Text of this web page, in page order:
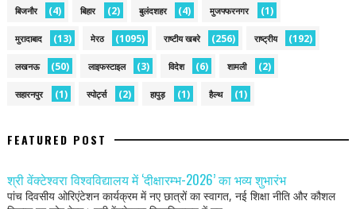
बिजनौर (4) बिहार (2) बुलंदशहर (4) मुजफ्फरनगर (1)
मुरादाबाद (13) मेरठ (1095) राष्टीय खबरे (256) राष्ट्रीय (192)
लखनऊ (50) लाइफस्टाइल (3) विदेश (6) शामली (2)
सहारनपुर (1) स्पोर्ट्स (2) हापुड़ (1) हैल्थ (1)
FEATURED POST
श्री वेंक्टेश्वरा विश्वविद्यालय में ‘दीक्षारम्भ-2026’ का भव्य शुभारंभ
पांच दिवसीय ओरिएंटेशन कार्यक्रम में नए छात्रों का स्वागत, नई शिक्षा नीति और कौशल